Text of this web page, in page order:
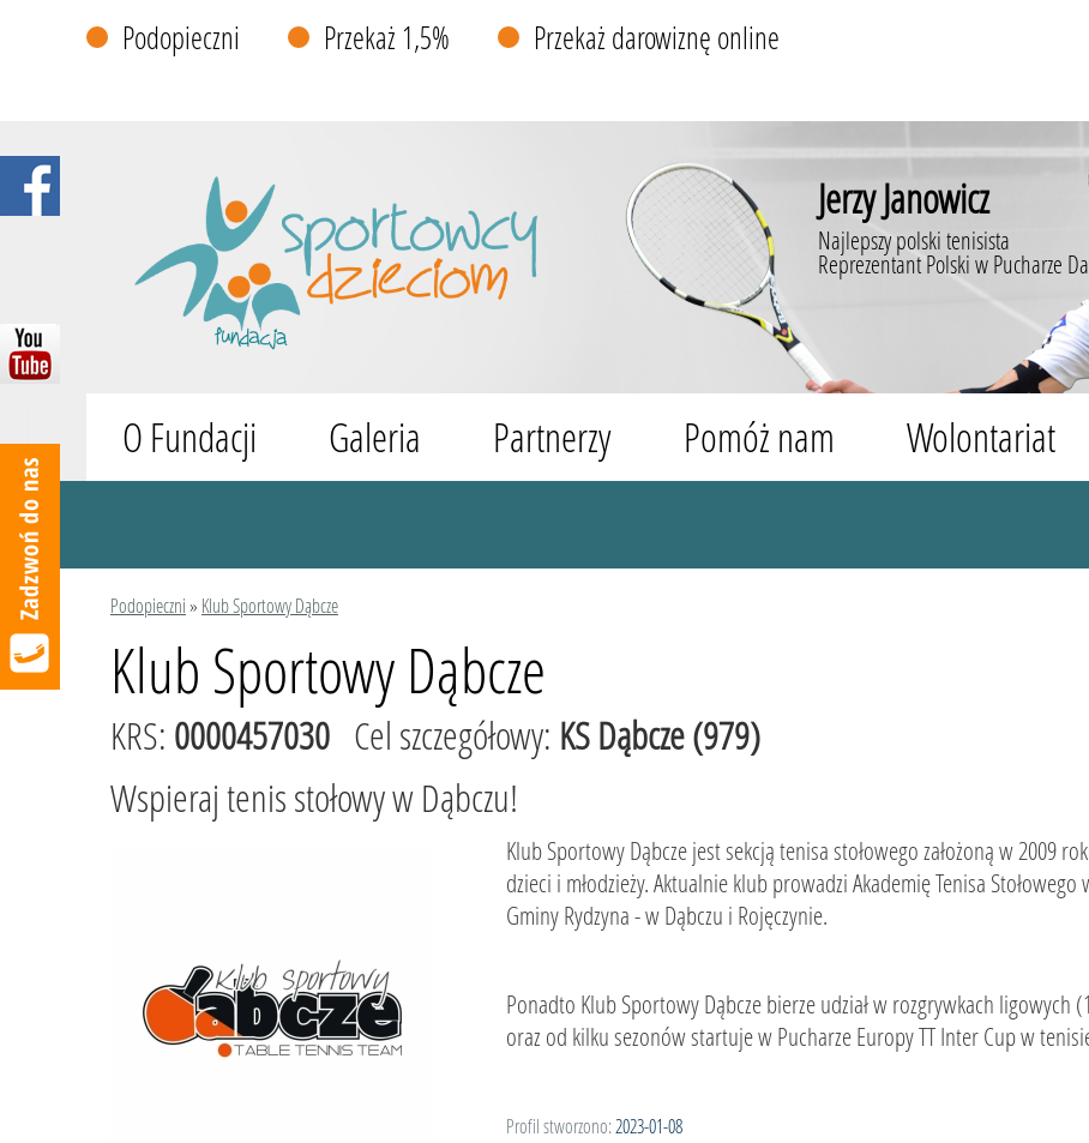
Podopieczni Przekaż 1,5% Przekaż darowiznę online
Jerzy Janowicz
Najlepszy polski tenisista
Reprezentant Polski w Pucharze
O Fundacji Galeria Partnerzy Pomóż nam Wolontariat
Podopieczni» Klub Sportowy Dąbcze
Klub Sportowy Dąbcze
KRS: 0000457030 Cel szczegółowy: KS Dąbcze (979)
Wspieraj tenis stołowy w Dąbczu!
Klub Sportowy Dąbcze jest sekcją tenisa stołowego założoną w 2009
dzieci i młodzieży. Aktualnie klub prowadzi Akademię Tenisa
Gminy Rydzyna - w Dąbczu i Rojęczynie.
Ponadto Klub Sportowy Dąbcze bierze udział w rozgrywkach ligowych
oraz od kilku sezonów startuje w Pucharze Europy TT Inter Cup w
Profil stworzono: 2023-01-08